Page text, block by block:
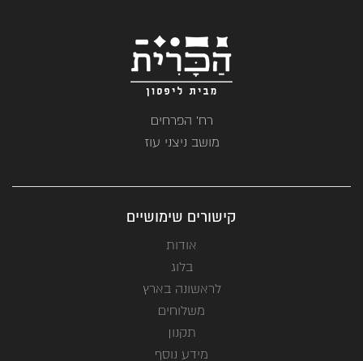
רח' הפרחים
מושב ניצני עוז
קישורים שימושיים
אודות
בלוג
לראשונה בארץ
משלוחים
תקנון
מידע נוסף